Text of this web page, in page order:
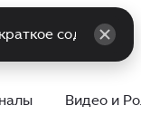
Видео и